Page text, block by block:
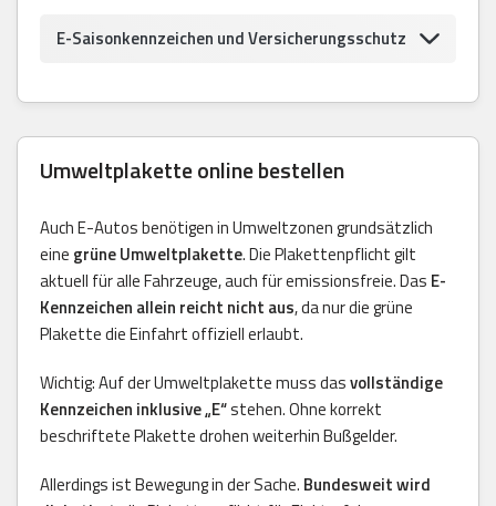
E-Saisonkennzeichen und Versicherungsschutz
Umweltplakette online bestellen
Auch E-Autos benötigen in Umweltzonen grundsätzlich
eine grüne Umweltplakette. Die Plakettenpflicht gilt
aktuell für alle Fahrzeuge, auch für emissionsfreie. Das E-
Kennzeichen allein reicht nicht aus, da nur die grüne
Plakette die Einfahrt offiziell erlaubt.
Wichtig: Auf der Umweltplakette muss dasvollständige
Kennzeichen inklusive „E“stehen. Ohne korrekt
beschriftete Plakette drohen weiterhin Bußgelder.
Allerdings ist Bewegung in der Sache. Bundesweit wird